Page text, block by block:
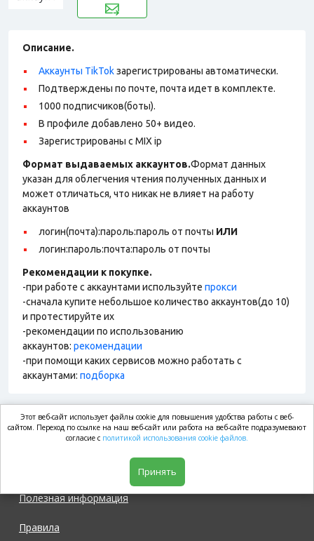
Описание.
Аккаунты TikTokзарегистрированы автоматически.
Подтверждены по почте, почта идет в комплекте.
1000 подписчиков(боты).
В профиле добавлено 50+ видео.
Зарегистрированы с MIX ip
Формат выдаваемых аккаунтов.Формат данных
указан для облегчения чтения полученных данных и
может отличаться, что никак не влияет на работу
аккаунтов
логин(почта):пароль:пароль от почты ИЛИ
логин:пароль:почта:пароль от почты
Рекомендации к покупке.
-при работе с аккаунтами используйте прокси
-сначала купите небольшое количество аккаунтов(до 10)
и протестируйте их
-рекомендации по использованию
аккаунтов: рекомендации
-при помощи каких сервисов можно работать с
аккаунтами: подборка
market.com
Полезная информация
Правила
Этот веб-сайт использует файлы cookie для повышения удобства работы с веб-
сайтом. Переход по ссылке на наш веб-сайт или работа на веб-сайте подразумевают
согласие с политикой использования cookie файлов.
Принять